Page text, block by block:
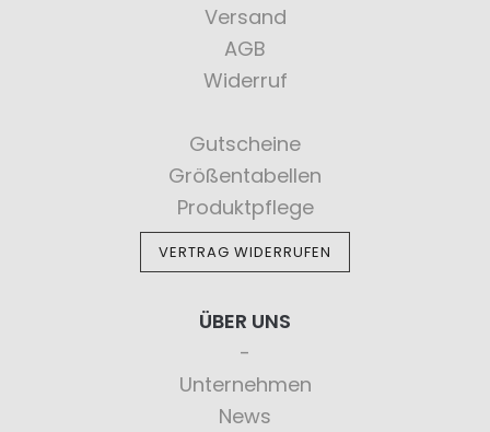
Versand
AGB
Widerruf
Gutscheine
Größentabellen
Produktpflege
VERTRAG WIDERRUFEN
ÜBER UNS
Unternehmen
News